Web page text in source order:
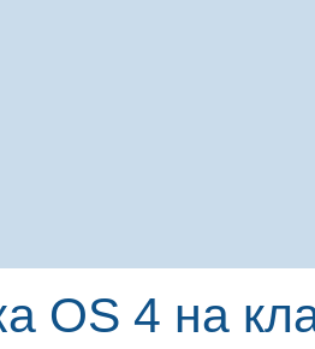
OS 4 на